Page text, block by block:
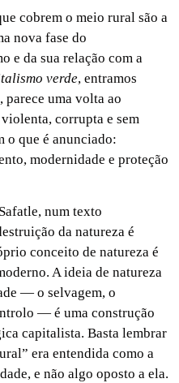
nova fase do
e da sua relação com a
verde, entramos
parece uma volta ao
corrupta e sem
o que é anunciado:
modernidade e proteção
num texto
da natureza é
conceito de natureza é
A ideia de natureza
— o selvagem, o
— é uma construção
capitalista. Basta lembrar
era entendida como a
e não algo oposto a ela.